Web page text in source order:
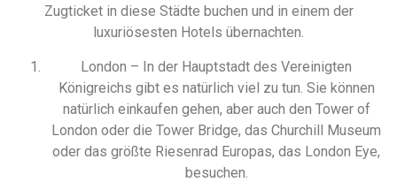
Zugticket in diese Städte buchen und in einem der
luxuriösesten Hotels übernachten.
London – In der Hauptstadt des Vereinigten
Königreichs gibt es natürlich viel zu tun. Sie können
natürlich einkaufen gehen, aber auch den Tower of
London oder die Tower Bridge, das Churchill Museum
oder das größte Riesenrad Europas, das London Eye,
besuchen.